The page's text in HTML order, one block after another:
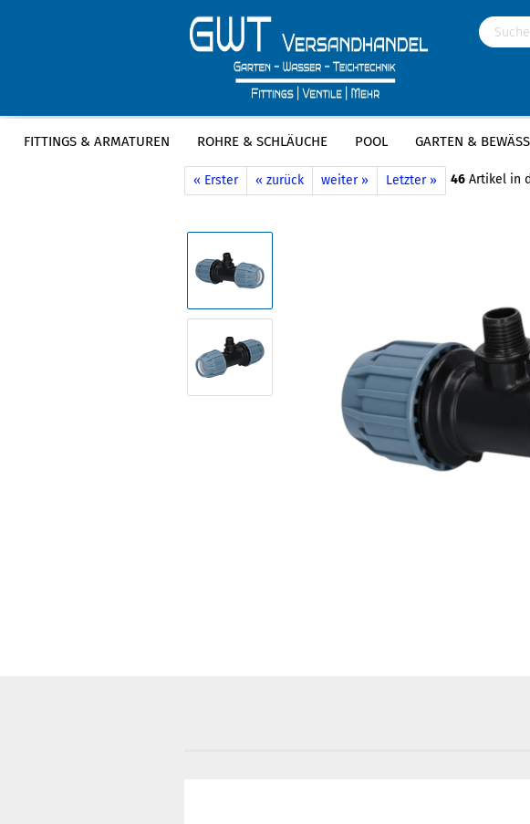
FITTINGS & ARMATUREN ROHRE & SCHLÄUCHE POOL GARTEN &
Startseite » Fittings & Armaturen » PP Klemmverbinder »
« Erster « zurück weiter » Letzter » 46 Artikel in